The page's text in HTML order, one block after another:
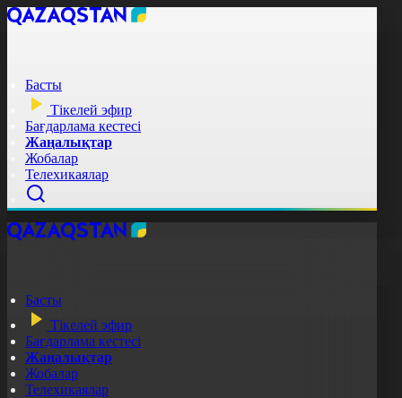
Басты
Тікелей эфир
Бағдарлама кестесі
Жаңалықтар
Жобалар
Телехикаялар
Басты
Тікелей эфир
Бағдарлама кестесі
Жаңалықтар
Жобалар
Телехикаялар